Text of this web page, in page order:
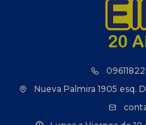
Nueva Palmira 1905 esq.